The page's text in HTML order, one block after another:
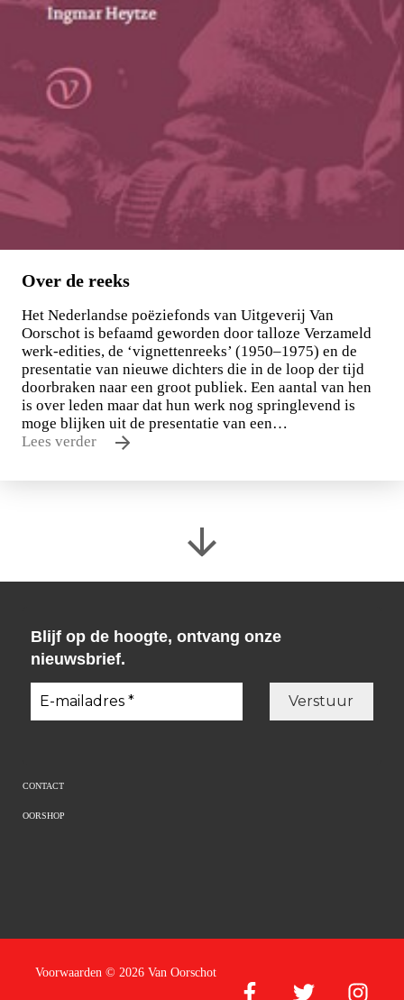
Over de reeks
Het Nederlandse poëziefonds van Uitgeverij Van
Oorschot is befaamd geworden door talloze Verzameld
werk-edities, de ‘vignettenreeks’ (1950–1975) en de
presentatie van nieuwe dichters die in de loop der tijd
doorbraken naar een groot publiek. Een aantal van hen
is over leden maar dat hun werk nog springlevend is
moge blijken uit de presentatie van een…
Lees verder
Blijf op de hoogte, ontvang onze
nieuwsbrief.
CONTACT
OORSHOP
Voorwaarden © 2026 Van Oorschot
Facebook
Twitter Instagram